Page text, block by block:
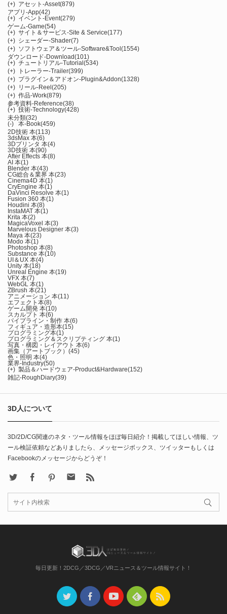
(+) アセット-Asset(879)
アプリ-App(42)
(+) イベント-Event(279)
ゲーム-Game(54)
(+) サイト＆サービス-Site & Service(177)
(+) シェーダー-Shader(7)
(+) ソフトウェア＆ツール-Software&Tool (1554)
ダウンロード-Download(101)
(+) チュートリアル-Tutorial (534)
(+)
トレーラー-Trailer(399)
(+) プラグイン＆アドオン-Plugin&Addon(1328)
(+) リール-Reel (205)
(+) 作品-Work(879)
参考資料-Reference(38)
(+) 技術-Technology(428)
未分類(32)
(-)
本-Book(459)
2D技術 本(113)
3dsMax 本(6)
3Dプリンタ 本(4)
3D技術 本(90)
After Effects 本(8)
AI 本(1)
Blender 本(43)
CG総合＆業界 本(23)
Cinema4D 本(1)
CryEngine 本(1)
DaVinci Resolve 本(1)
Fusion 360 本(1)
Houdini 本(8)
InstaMAT 本(1)
Krita 本(2)
MagicaVoxel 本(3)
Marvelous Designer 本(3)
Maya 本(23)
Modo 本(1)
Photoshop 本(8)
Substance 本(10)
UI＆UX 本(4)
Unity 本(18)
Unreal Engine 本(19)
VFX 本(7)
WebGL 本(1)
ZBrush 本(21)
アニメーション 本(11)
エフェクト本(8)
ゲーム開発 本(10)
スカルプト 本(6)
パイプライン・制作 本(6)
フィギュア・造形本(15)
プログラミング本(1)
プログラミング＆スクリプティング 本(1)
写真・構図・レイアウト 本(6)
画集（アートブック） (45)
色・照明 本(4)
業界-Industry(50)
(+) 製品＆ハードウェア-Product&Hardware(152)
雑記-RoughDiary(39)
3D人について
3D/2D/CG関連のネタ・ツール情報をほぼ毎日紹介！掲載してほしい情報、ツ
ール検証依頼などありましたら、メッセージボックス、ツイッターもしくは
Facebookのメッセージからどうぞ！
FacebookPinterest Contact
毎日更新！2DCG／3DCG／VRニュース＆ツール情報サイト！